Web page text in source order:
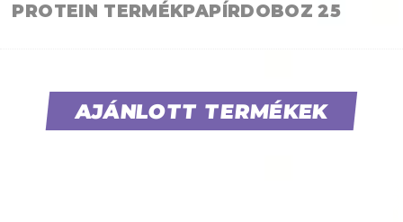
PROTEIN TERMÉKPAPÍRDOBOZ 25
AJÁNLOTT TERMÉKEK